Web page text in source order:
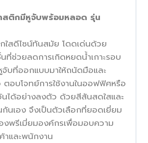
สติกมีหูจับพร้อมหลอด รุ่น
ใสดีไซน์ทันสมัย โดดเด่นด้วย
ที่ช่วยลดการเกิดหยดน้ำเกาะรอบ
บที่ออกแบบมาให้ถนัดมือและ
อบโจทย์การใช้งานในออฟฟิศหรือ
ได้อย่างลงตัว ด้วยสีสันสดใสและ
นเอง จึงเป็นตัวเลือกที่ยอดเยี่ยม
งพรีเมี่ยมองค์กรเพื่อมอบความ
าและพนักงาน